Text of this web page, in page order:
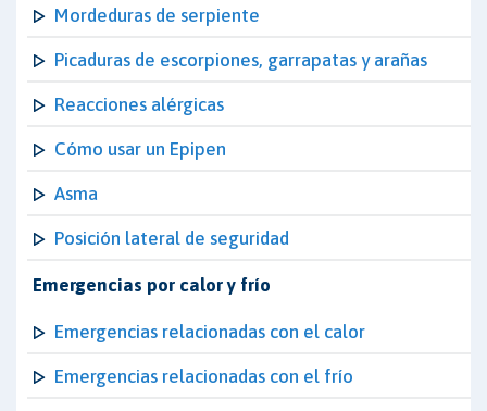
Mordeduras de serpiente
Picaduras de escorpiones, garrapatas y arañas
Reacciones alérgicas
Cómo usar un Epipen
Asma
Posición lateral de seguridad
Emergencias por calor y frío
Emergencias relacionadas con el calor
Emergencias relacionadas con el frío